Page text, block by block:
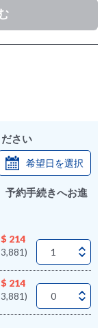
さい
希望日を選択
予約手続きへお進
214
214